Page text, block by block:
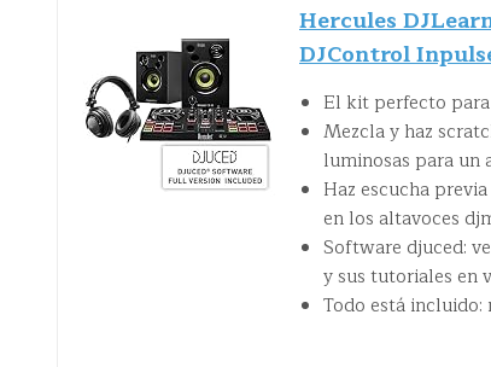
Hercules
DJControl
El kit perfecto
Mezcla y haz
luminosas para un
Haz escucha
en los altavoces
Software djuced:
y sus tutoriales en
Todo está